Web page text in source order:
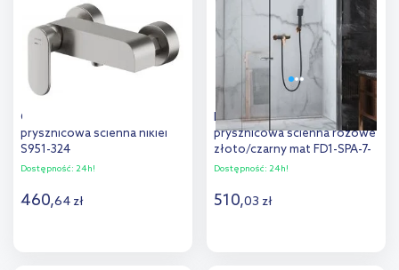
porównania porównania
Cersanit Crea bateria
prysznicowa ścienna nikiel
S951-324
Dostępność: 24h!
460,64 zł
FDesign Seppia bateria
prysznicowa ścienna różowe
złoto/czarny mat FD1-SPA-7-
25
Dostępność: 24h!
510,03 zł